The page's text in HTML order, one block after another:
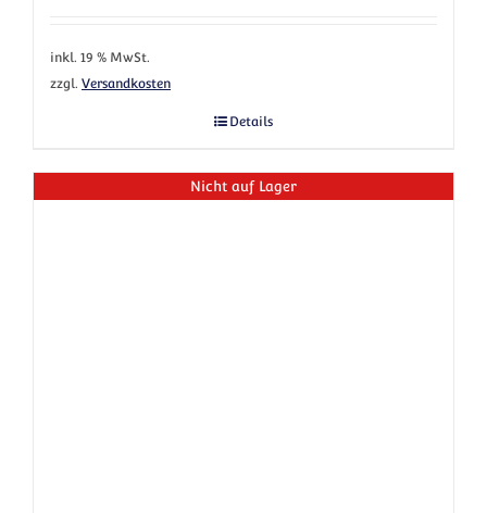
inkl. 19 % MwSt.
zzgl. Versandkosten
Details
Nicht auf Lager